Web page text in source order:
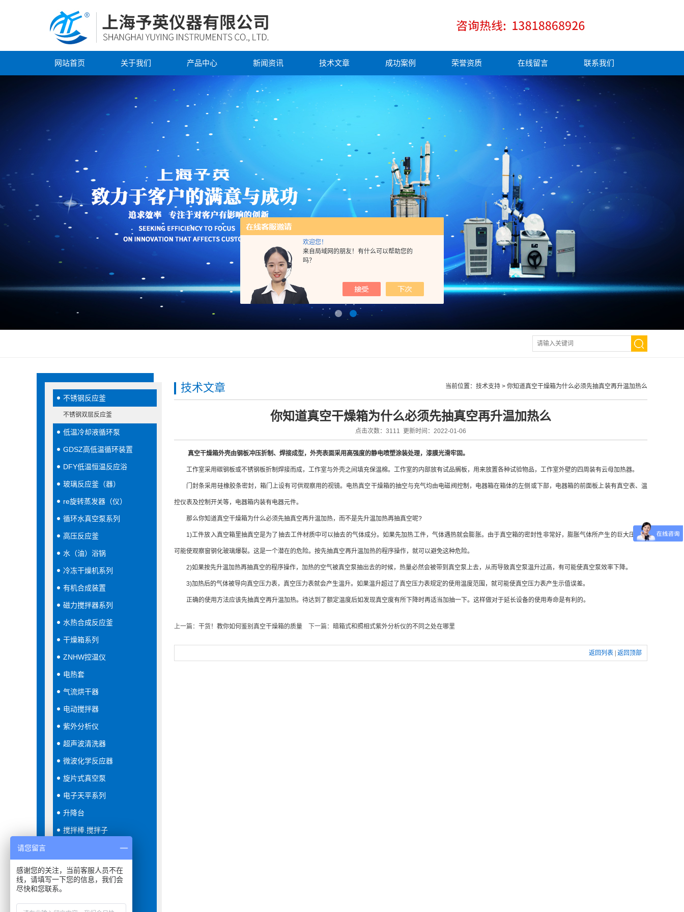
欢迎您！
来自局域网的朋友！有什么可以帮助您的
吗？
网站首页 关于我们 产品中心 新闻资讯 技术文章 成功案例 荣誉资质 在线留言 联系我们
不锈钢反应釜
不锈钢双层反应釜
低温冷却液循环泵
GDSZ高低温循环装置
DFY低温恒温反应浴
玻璃反应釜（器）
re旋转蒸发器（仪）
循环水真空泵系列
高压反应釜
水（油）浴锅
冷冻干燥机系列
有机合成装置
磁力搅拌器系列
水热合成反应釜
干燥箱系列
ZNHW控温仪
电热套
气流烘干器
电动搅拌器
紫外分析仪
超声波清洗器
微波化学反应器
旋片式真空泵
电子天平系列
升降台
搅拌棒.搅拌子
分液器
当前位置： 技术支持 > 你知道真空干燥箱为什么必须先抽真空再升温加热么
技术文章
你知道真空干燥箱为什么必须先抽真空再升温加热么
点击次数：3111 更新时间：2022-01-06
真空干燥箱外壳由钢板冲压折制、焊接成型，外壳表面采用高强度的静电喷塑涂装处理，漆膜光滑牢固。
工作室采用碳钢板或不锈钢板折制焊接而成，工作室与外壳之间填充保温棉。工作室的内部放有试品搁板，用来放置各种试验物品，工作室外壁的四周装有云母加热器。
门封条采用硅橡胶条密封，箱门上设有可供观察用的视镜。电热真空干燥箱的抽空与充气均由电磁阀控制，电器箱在箱体的左侧或下部，电器箱的前面板上装有真空表、温
控仪表及控制开关等，电器箱内装有电器元件。
那么你知道真空干燥箱为什么必须先抽真空再升温加热，而不是先升温加热再抽真空呢?
1)工件放入真空箱里抽真空是为了抽去工件材质中可以抽去的气体成分。如果先加热工件，气体遇热就会膨胀。由于真空箱的密封性非常好，膨胀气体所产生的巨大压力有
可能使观察窗钢化玻璃爆裂。这是一个潜在的危险。按先抽真空再升温加热的程序操作，就可以避免这种危险。
2)如果按先升温加热再抽真空的程序操作，加热的空气被真空泵抽出去的时候，热量必然会被带到真空泵上去，从而导致真空泵温升过高，有可能使真空泵效率下降。
3)加热后的气体被导向真空压力表，真空压力表就会产生温升。如果温升超过了真空压力表规定的使用温度范围，就可能使真空压力表产生示值误差。
正确的使用方法应该先抽真空再升温加热。待达到了额定温度后如发现真空度有所下降时再适当加抽一下。这样做对于延长设备的使用寿命是有利的。
上一篇： 干货！教你如何鉴别真空干燥箱的质量 下一篇： 暗箱式和照相式紫外分析仪的不同之处在哪里
返回列表 返回顶部
请您留言
感谢您的关注，当前客服人员不在
线，请填写一下您的信息，我们会
尽快和您联系。